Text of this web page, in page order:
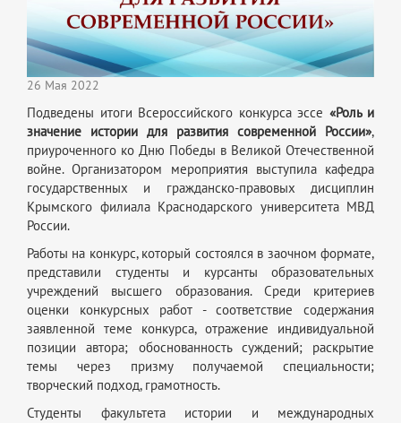
26 Мая 2022
Подведены итоги Всероссийского конкурса эссе «Роль и
значение истории для развития современной России»,
приуроченного ко Дню Победы в Великой Отечественной
войне. Организатором мероприятия выступила кафедра
государственных и гражданско-правовых дисциплин
Крымского филиала Краснодарского университета МВД
России.
Работы на конкурс, который состоялся в заочном формате,
представили студенты и курсанты образовательных
учреждений высшего образования. Среди критериев
оценки конкурсных работ - соответствие содержания
заявленной теме конкурса, отражение индивидуальной
позиции автора; обоснованность суждений; раскрытие
темы через призму получаемой специальности;
творческий подход, грамотность.
Студенты факультета истории и международных